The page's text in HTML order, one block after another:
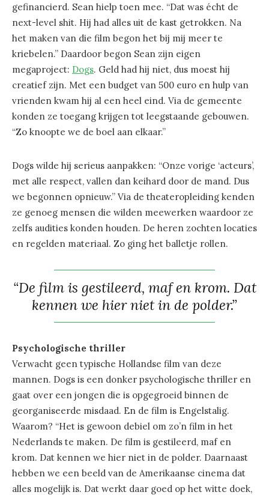
gefinancierd. Sean hielp toen mee. “Dat was écht de
next-level shit. Hij had alles uit de kast getrokken. Na
het maken van die film begon het bij mij meer te
kriebelen.” Daardoor begon Sean zijn eigen
megaproject: Dogs. Geld had hij niet, dus moest hij
creatief zijn. Met een budget van 500 euro en hulp van
vrienden kwam hij al een heel eind. Via de gemeente
konden ze toegang krijgen tot leegstaande gebouwen.
“Zo knoopte we de boel aan elkaar.”
Dogs wilde hij serieus aanpakken: “Onze vorige ‘acteurs’,
met alle respect, vallen dan keihard door de mand. Dus
we begonnen opnieuw.” Via de theateropleiding kenden
ze genoeg mensen die wilden meewerken waardoor ze
zelfs audities konden houden. De heren zochten locaties
en regelden materiaal. Zo ging het balletje rollen.
“De film is gestileerd, maf en krom. Dat
kennen we hier niet in de polder.”
Psychologische thriller
Verwacht geen typische Hollandse film van deze
mannen. Dogs is een donker psychologische thriller en
gaat over een jongen die is opgegroeid binnen de
georganiseerde misdaad. En de film is Engelstalig.
Waarom? “Het is gewoon debiel om zo’n film in het
Nederlands te maken. De film is gestileerd, maf en
krom. Dat kennen we hier niet in de polder. Daarnaast
hebben we een beeld van de Amerikaanse cinema dat
alles mogelijk is. Dat werkt daar goed op het witte doek,